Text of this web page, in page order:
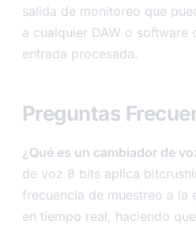
salida de monitoreo que
a cualquier DAW o software
entrada procesada.
Preguntas
¿Qué es un cambiador de
de voz 8 bits aplica
frecuencia de muestreo a la
en tiempo real, haciendo